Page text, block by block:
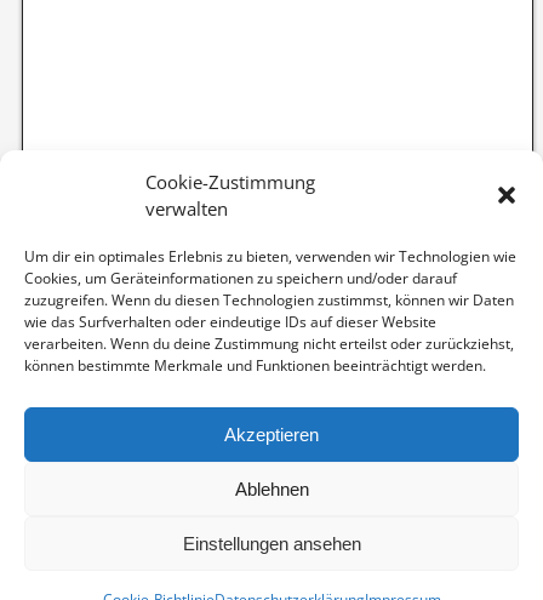
Cookie-Zustimmung
verwalten
Um dir ein optimales Erlebnis zu bieten, verwenden wir Technologien wie
Cookies, um Geräteinformationen zu speichern und/oder darauf
zuzugreifen. Wenn du diesen Technologien zustimmst, können wir Daten
wie das Surfverhalten oder eindeutige IDs auf dieser Website
verarbeiten. Wenn du deine Zustimmung nicht erteilst oder zurückziehst,
können bestimmte Merkmale und Funktionen beeinträchtigt werden.
Akzeptieren
Ablehnen
Einstellungen ansehen